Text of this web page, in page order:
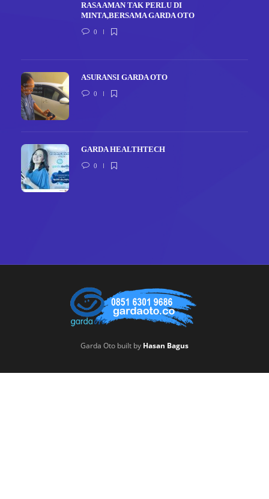
RASA AMAN TAK PERLU DI
MINTA,BERSAMA GARDA OTO
0
ASURANSI GARDA OTO
0
GARDA HEALTHTECH
0
Garda Oto built by Hasan Bagus